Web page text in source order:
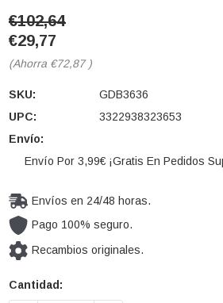
€102,64
€29,77
(Ahorra €72,87 )
SKU:
GDB3636
UPC:
3322938323653
Envío:
Envío Por 3,99€ ¡Gratis En Pedidos
Envíos en 24/48 horas.
Pago 100% seguro.
Recambios originales.
Cantidad
Cantidad: